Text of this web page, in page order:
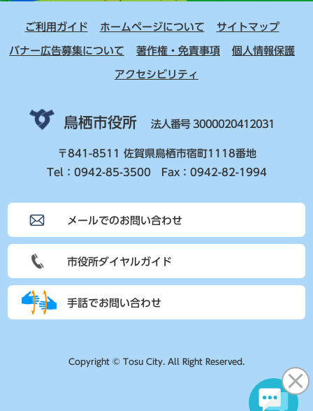
ご利用ガイド ホームページについて サイトマップ
バナー広告募集について 著作権・免責事項 個人情報保護
アクセシビリティ
鳥栖市役所 法人番号 3000020412031
〒841-8511 佐賀県鳥栖市宿町1118番地
Tel：0942-85-3500 Fax：0942-82-1994
メールでのお問い合わせ
市役所ダイヤルガイド
手話でお問い合わせ
Copyright © Tosu City. All Right Reserved.